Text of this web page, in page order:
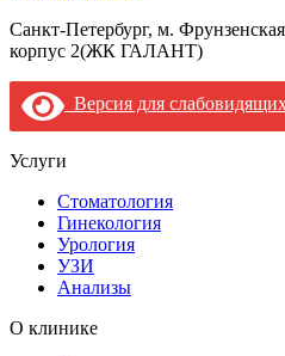
Санкт-Петербург, м.
корпус 2(ЖК ГАЛАНТ)
Версия для
Услуги
Стоматология
Гинекология
Урология
УЗИ
Анализы
О клинике